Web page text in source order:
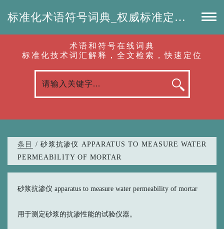
标准化术语符号词典_权威标准定义_专业词汇查询-认准啦（RenZhunLa.com）
术语和符号在线词典
标准化技术词汇解释，全文检索，快速定位
条目
/ 砂浆抗渗仪 APPARATUS TO MEASURE WATER
PERMEABILITY OF MORTAR
砂浆抗渗仪 apparatus to measure water permeability of mortar
用于测定砂浆的抗渗性能的试验仪器。